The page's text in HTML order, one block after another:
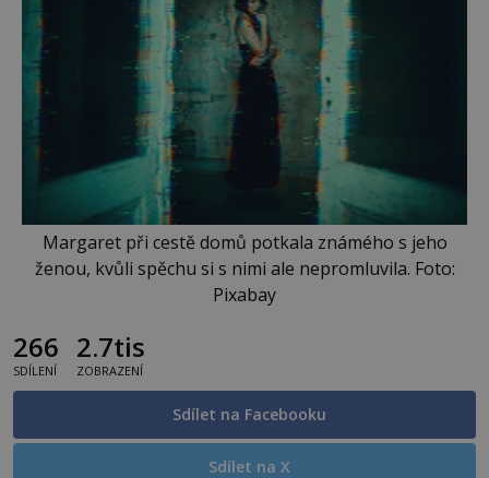
Margaret při cestě domů potkala známého s jeho
ženou, kvůli spěchu si s nimi ale nepromluvila. Foto:
Pixabay
266
SDÍLENÍ
2.7tis
ZOBRAZENÍ
Sdílet na Facebooku
Sdílet na X